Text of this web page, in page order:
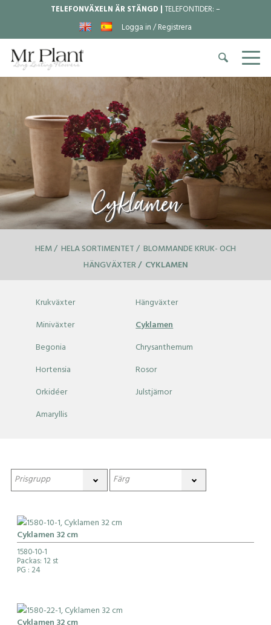
TELEFONVÄXELN ÄR STÄNGD |TELEFONTIDER:–
Logga in / Registrera
Cyklamen
HEM HELA SORTIMENTET BLOMMANDE KRUK- OCH
HÄNGVÄXTER
CYKLAMEN
Krukväxter
Hängväxter
Miniväxter
Cyklamen
Begonia
Chrysanthemum
Hortensia
Rosor
Orkidéer
Julstjärnor
Amaryllis
Cyklamen 32 cm
1580-10-1
Packas: 12 st
PG : 24